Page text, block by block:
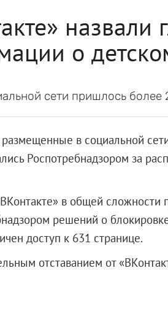
о
сети пришлось более
в социальной
Роспотребнадзором за
в общей сложности
решений о
доступ к 631 странице.
отставанием от